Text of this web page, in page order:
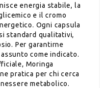
energia stabile, la
e il cromo
Ogni capsula
standard qualitativi,
Per garantirne
come indicato.
Moringa
pratica per chi cerca
metabolico.